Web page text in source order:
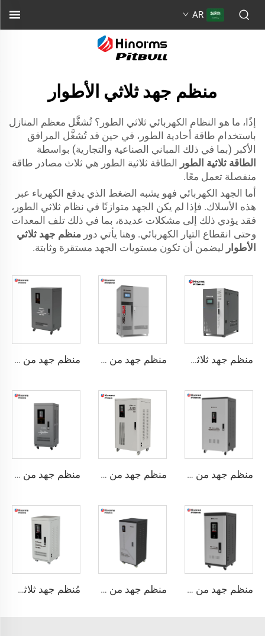
AR
منظم جهد ثلاثي الأطوار
إذًا، ما هو النظام الكهربائي ثلاثي الطور؟ تُشغَّل معظم المنازل
باستخدام طاقة أحادية الطور، في حين قد تُشغَّل المرافق
الأكبر (بما في ذلك المباني الصناعية والتجارية) بواسطة
الطاقة ثلاثية الطور
الطاقة ثلاثية الطور هي ثلاث مصادر طاقة
منفصلة تعمل معًا.
أما الجهد الكهربائي فهو يشبه الضغط الذي يدفع الكهرباء عبر
هذه الأسلاك. فإذا لم يكن الجهد متوازنًا في نظام ثلاثي الطور،
فقد يؤدي ذلك إلى مشكلات عديدة، بما في ذلك تلف المعدات
وحتى انقطاع التيار الكهربائي. وهنا يأتي دور منظم جهد ثلاثي
الأطوار ليضمن أن تكون مستويات الجهد مستقرة وثابتة.
منظم جهد ثلاثي الطور من نوع محرك مؤازر سلسلة WTA منظم جهد من نوع محرك سيرفو ثلاثي الطور سلسلة WTB منظم جهد من نوع محرك سيرفو ثلاثي الطور سلسلة TNSB-U
منظم جهد من نوع محرك سيرفو ثلاثي الطور سلسلة TNSB-A منظم جهد من نوع محرك سيرفو ثلاثي الطور سلسلة TNSB منظم جهد من نوع محرك سيرفو ثلاثي الطور سلسلة TNS-U
منظم جهد من نوع محرك سيرفو ثلاثي الطور سلسلة TNS-C منظم جهد من نوع محرك مؤازر سلسلة TND-A مُنظم جهد ثلاثي الطور من نوع محرك مؤازر سلسلة TNS